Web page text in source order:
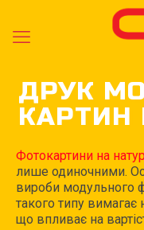
ДРУК
КАРТИН
Фотокартини на
лише одиночними.
вироби модульного
такого типу вимагає
що впливає на